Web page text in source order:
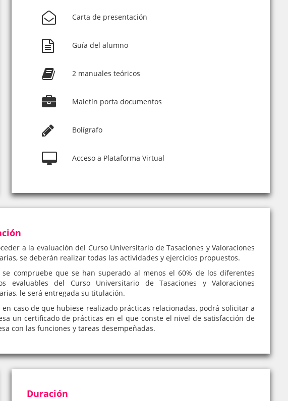
Carta de presentación
Guía del alumno
2 manuales teóricos
Maletín porta documentos
Bolígrafo
Acceso a Plataforma Virtual
a la evaluación del Curso Universitario de Tasaciones y Valoraciones
se deberán realizar todas las actividades y ejercicios propuestos.
se compruebe que se han superado al menos el 60% de los diferentes
evaluables del Curso Universitario de Tasaciones y Valoraciones
le será entregada su titulación.
en caso de que hubiese realizado prácticas relacionadas, podrá solicitar a
un certificado de prácticas en el que conste el nivel de satisfacción de
con las funciones y tareas desempeñadas.
Duración